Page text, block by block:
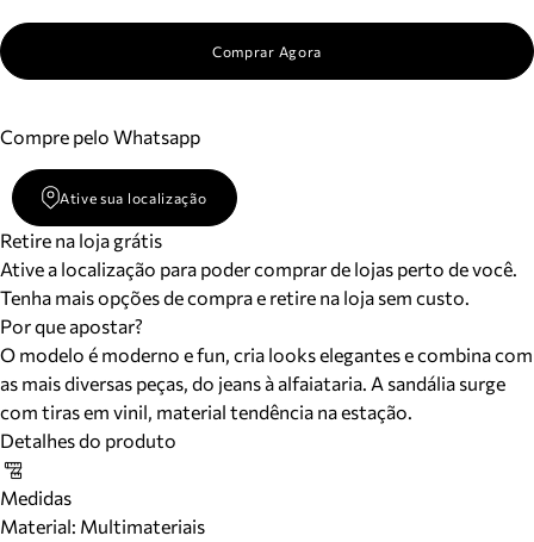
Comprar Agora
Compre pelo Whatsapp
Ative sua localização
Retire na loja grátis
Ative a localização para poder comprar de lojas perto de você.
Tenha mais opções de compra e retire na loja sem custo.
Por que apostar?
O modelo é moderno e fun, cria looks elegantes e combina com
as mais diversas peças, do jeans à alfaiataria. A sandália surge
com tiras em vinil, material tendência na estação.
Detalhes do produto
Medidas
Material: Multimateriais